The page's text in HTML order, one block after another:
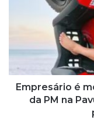
r
á
i
Empresário é
da PM na